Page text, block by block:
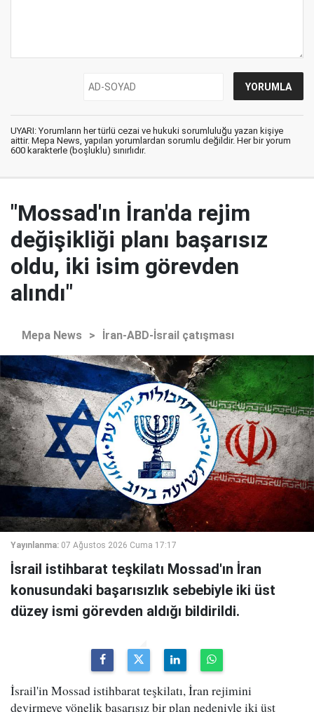
UYARI: Yorumların her türlü cezai ve hukuki sorumluluğu yazan kişiye
aittir. Mepa News, yapılan yorumlardan sorumlu değildir. Her bir yorum
600 karakterle (boşluklu) sınırlıdır.
"Mossad'ın İran'da rejim
değişikliği planı başarısız
oldu, iki isim görevden
alındı"
Mepa News > İran-ABD-İsrail çatışması
Yayınlanma: 07 Ağustos 2026 Cuma 17:17
İsrail istihbarat teşkilatı Mossad'ın İran
konusundaki başarısızlık sebebiyle iki üst
düzey ismi görevden aldığı bildirildi.
İsrail'in Mossad istihbarat teşkilatı, İran rejimini
devirmeye yönelik başarısız bir plan nedeniyle iki üst